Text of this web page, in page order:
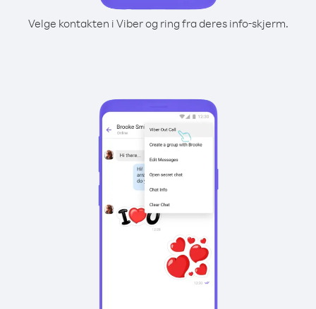
Velge kontakten i Viber og ring fra deres info-skjerm.